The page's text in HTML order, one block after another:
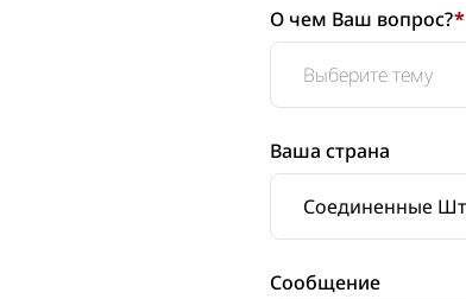
О чем Ваш вопрос?*
Ваша страна
Сообщение